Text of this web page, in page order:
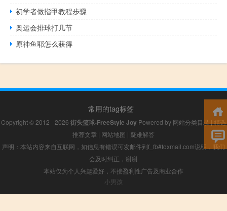
初学者做指甲教程步骤
奥运会排球打几节
原神鱼耶怎么获得
常用的tag标签
Copyright © 2012 - 2026 街头篮球-FreeStyle Joy Powered by 网站分类目录|精选
推荐文章 | 网站地图 | 疑难解答
声明：本站内容来自互联网，如信息有错误可发邮件到f_fb#foxmail.com说明，我们
会及时纠正，谢谢
本站仅为个人兴趣爱好，不接盈利性广告及商业合作
小男孩